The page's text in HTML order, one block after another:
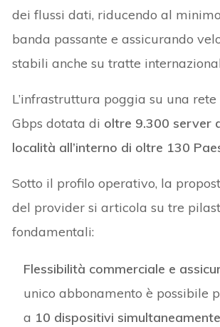
dei flussi dati, riducendo al
banda passante e assicurando
stabili anche su tratte
L’infrastruttura poggia su una
Gbps dotata di oltre 9.300 server
località all’interno di oltre 130
Sotto il profilo operativo, la
del provider si articola su tre
fondamentali:
Flessibilità commerciale e
unico abbonamento è possibile
a 10 dispositivi